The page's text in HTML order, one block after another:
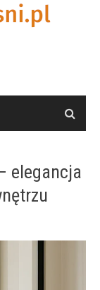
elegancja